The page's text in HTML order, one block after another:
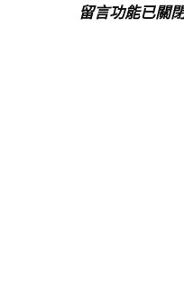
留言功能已關